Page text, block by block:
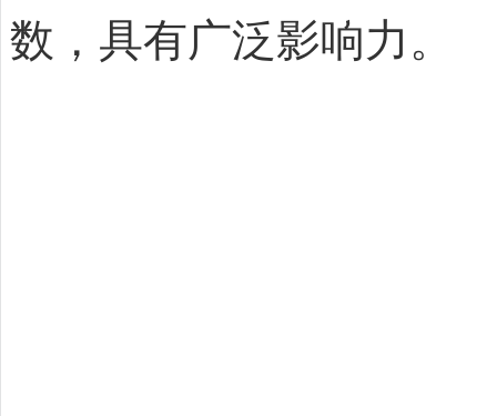
数，具有广泛影响力。